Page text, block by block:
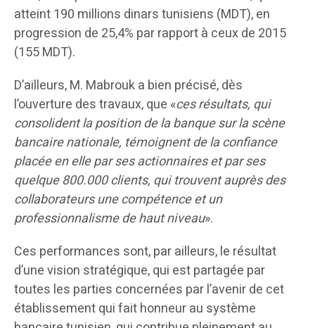
atteint 190 millions dinars tunisiens (MDT), en
progression de 25,4% par rapport à ceux de 2015
(155 MDT).
D’ailleurs, M. Mabrouk a bien précisé, dès
l’ouverture des travaux, que «ces résultats, qui
consolident la position de la banque sur la scène
bancaire nationale, témoignent de la confiance
placée en elle par ses actionnaires et par ses
quelque 800.000 clients, qui trouvent auprès des
collaborateurs une compétence et un
professionnalisme de haut niveau».
Ces performances sont, par ailleurs, le résultat
d’une vision stratégique, qui est partagée par
toutes les parties concernées par l’avenir de cet
établissement qui fait honneur au système